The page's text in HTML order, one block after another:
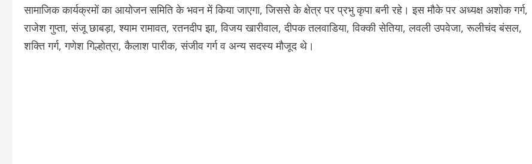
सामाजिक कार्यक्रमों का आयोजन समिति के भवन में किया जाएगा, जिससे के क्षेत्र पर प्रभु कृपा बनी रहे। इस मौके पर अध्यक्ष अशोक गर्ग,
राजेश गुप्ता, संजू छाबड़ा, श्याम रामावत, रतनदीप झा, विजय खारीवाल, दीपक तलवाडिया, विक्की सेतिया, लवली उपवेजा, रूलीचंद बंसल,
शक्ति गर्ग, गणेश गिल्होत्रा, कैलाश पारीक, संजीव गर्ग व अन्य सदस्य मौजूद थे।